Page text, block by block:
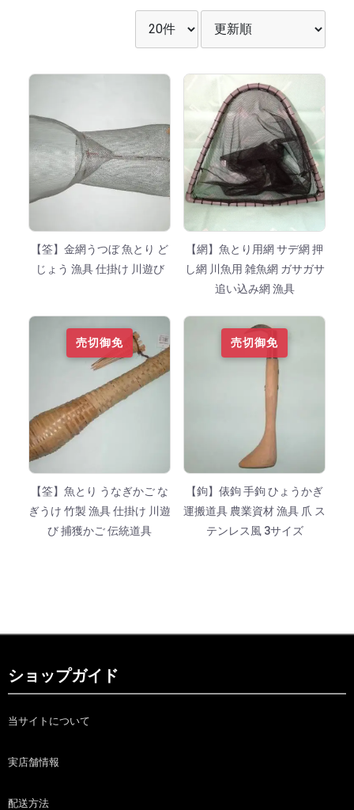
並び順を選択
【筌】金網うつぼ 魚とり ど
じょう 漁具 仕掛け 川遊び
【網】魚とり用網 サデ網 押
し網 川魚用 雑魚網 ガサガサ
追い込み網 漁具
売切御免
【筌】魚とり うなぎかご な
ぎうけ 竹製 漁具 仕掛け 川遊
び 捕獲かご 伝統道具
売切御免
【鉤】俵鉤 手鉤 ひょうかぎ
運搬道具 農業資材 漁具 爪 ス
テンレス風 3サイズ
ショップガイド
当サイトについて
実店舗情報
配送方法